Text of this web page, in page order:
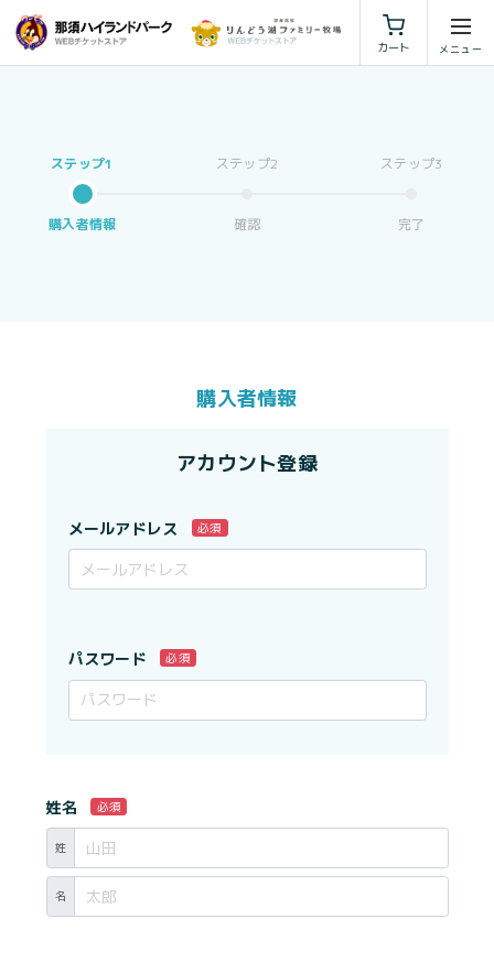
カート
特定商取引法に基づく表示
購入者情報 確認 完了
購入者情報
アカウント登録
メールアドレス 必須
パスワード 必須
姓名 必須
姓
名